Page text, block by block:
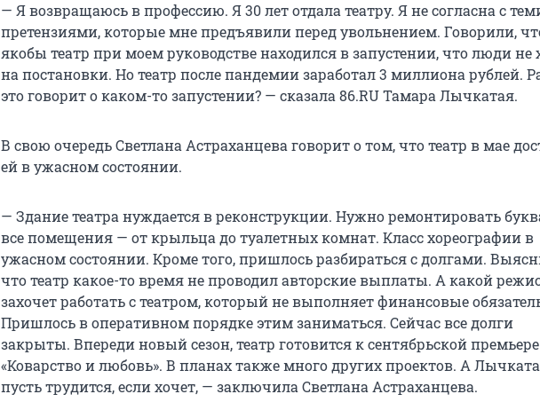
— Я возвращаюсь в профессию. Я 30 лет отдала театру. Я не согласна с
претензиями, которые мне предъявили перед увольнением. Говорили,
якобы театр при моем руководстве находился в запустении, что люди не
на постановки. Но театр после пандемии заработал 3 миллиона рублей.
это говорит о каком-то запустении? — сказала 86.RU Тамара Лычкатая.
В свою очередь Светлана Астраханцева говорит о том, что театр в мае
ей в ужасном состоянии.
— Здание театра нуждается в реконструкции. Нужно ремонтировать
все помещения — от крыльца до туалетных комнат. Класс хореографии в
ужасном состоянии. Кроме того, пришлось разбираться с долгами.
что театр какое-то время не проводил авторские выплаты. А какой
захочет работать с театром, который не выполняет финансовые
Пришлось в оперативном порядке этим заниматься. Сейчас все долги
закрыты. Впереди новый сезон, театр готовится к сентябрьской премьере
«Коварство и любовь». В планах также много других проектов. А
пусть трудится, если хочет, — заключила Светлана Астраханцева.